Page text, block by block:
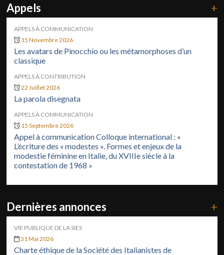
Appels +
APPELS À COMMUNICATION
15 Novembre 2026
Les avatars de Pinocchio ou les métamorphoses d’un
classique
APPELS À CONTRIBUTION
22 Juillet 2026
La parola disegnata
APPELS À COMMUNICATION
15 Septembre 2026
Appel à communication Colloque international : «
L’écriture des « modestes ». Formes et enjeux de la
modestie féminine en Italie, du XVIIIe siècle à la
contestation de 1968 »
Dernières annonces +
VIE PUBLIQUE DE LA SIES
31 Mai 2026
Charte éthique de la Société des Italianistes de